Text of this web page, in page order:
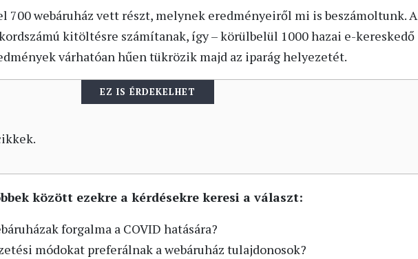
700 webáruház vett részt, melynek eredményeiről mi is beszámoltunk. A
kitöltésre számítanak, így – körülbelül 1000 hazai e-kereskedő
várhatóan hűen tükrözik majd az iparág helyezetét.
EZ IS ÉRDEKELHET
között ezekre a kérdésekre keresi a választ:
forgalma a COVID hatására?
módokat preferálnak a webáruház tulajdonosok?